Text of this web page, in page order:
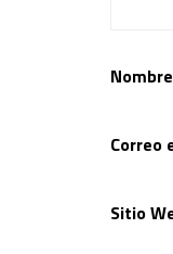
Nombre
Correo
Sitio